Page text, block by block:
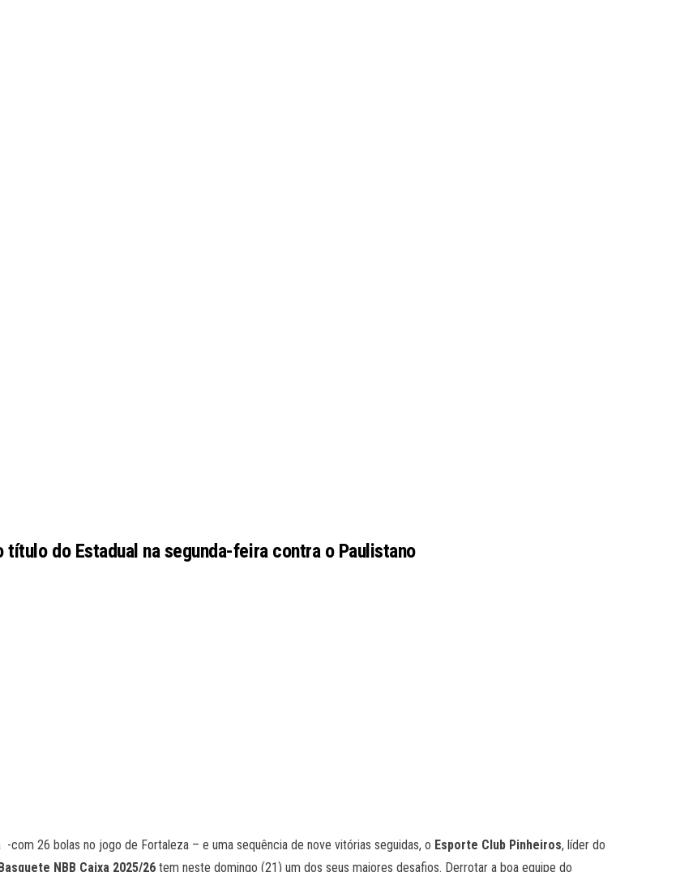
título do Estadual na segunda-feira contra o Paulistano
26 bolas no jogo de Fortaleza – e uma sequência de nove vitórias seguidas, o Esporte Club Pinheiros, líder do
NBB Caixa 2025/26 tem neste domingo (21) um dos seus maiores desafios. Derrotar a boa equipe do